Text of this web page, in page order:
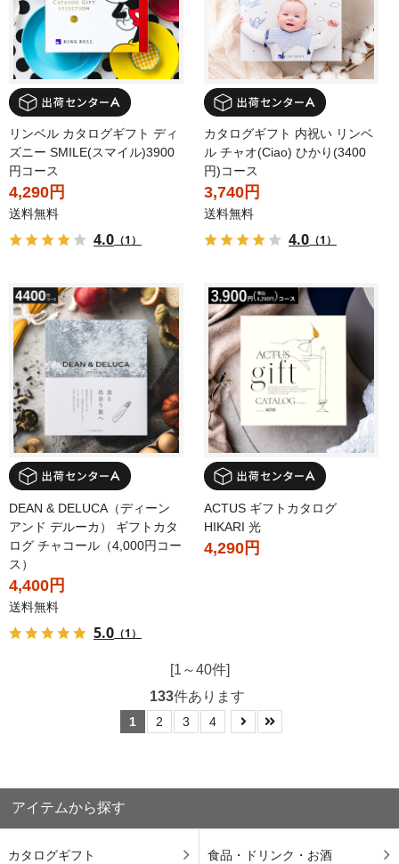
リンベル カタログギフト ディ
ズニー SMILE(スマイル)3900
円コース
4,290円
送料無料
4.0 （1）
カタログギフト 内祝い リンベ
ル チャオ(Ciao) ひかり(3400
円)コース
3,740円
送料無料
4.0 （1）
DEAN & DELUCA（ディーン
アンド デルーカ） ギフトカタ
ログ チャコール（4,000円コー
ス）
4,400円
送料無料
5.0 （1）
ACTUS ギフトカタログ
HIKARI 光
4,290円
[1～40件]
133件あります
1 2 3 4
アイテムから探す
カタログギフト 食品・ドリンク・お酒